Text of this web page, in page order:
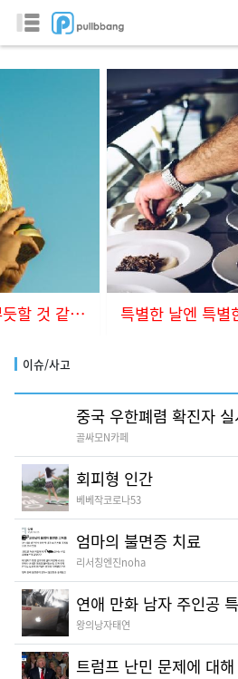
볼 때마다 뿌듯할 것 같아요
이슈/사고
중국 우한폐렴 확진자
골싸모N카페
회피형 인간
베베작코로나53
엄마의 불면증 치료
리서칭엔진noha
연애 만화 남자 주인공
왕의낭자태연
트럼프 난민 문제에 대